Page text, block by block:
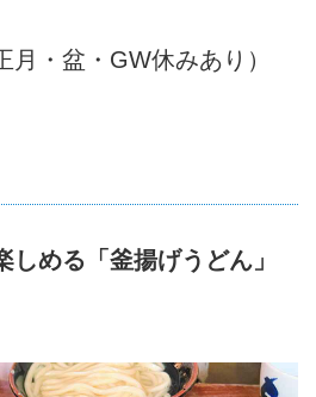
月・盆・GW休みあり）
しめる「釜揚げうどん」